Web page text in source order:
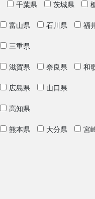
千葉県 茨城県
富山県 石川県 福
三重県
滋賀県 奈良県 和
広島県 山口県
高知県
熊本県 大分県
宮